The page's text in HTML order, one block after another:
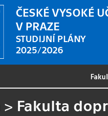
ČESKÉ VYSOKÉ
V PRAZE
STUDIJNÍ PLÁNY
2025/2026
> Fakulta